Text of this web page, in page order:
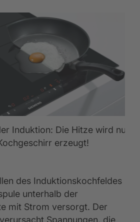
Induktion: Die Hitze wird nur
erzeugt!
des Induktionskochfeldes
unterhalb der
mit Strom versorgt. Der
Spannungen, die